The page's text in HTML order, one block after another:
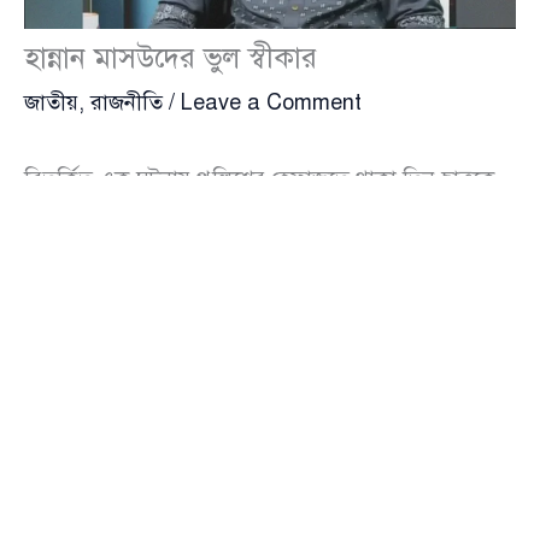
হান্নান মাসউদের ভুল স্বীকার
জাতীয়,রাজনীতি/ Leave a Comment
বিতর্কিত এক ঘটনায় পুলিশের হেফাজতে থাকা তিন ছাত্রকে